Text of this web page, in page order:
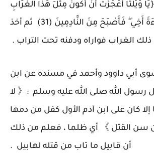
وَيْلَتَا أَعَجَزْتُ أَنْ أَكُونَ مِثْلَ هَٰذَا الْغُرَابِ
فَأُوَارِيَ سَوْءَةَ أَخِي ۖ فَأَصْبَحَ مِنَ النَّادِمِينَ (31) ثم أخذ
الغراب فواراه ودفنه تحت التراب .
أبي داوود وأحمد في مسنده عن ابن
الله صلى الله عليه وسلم :《 لا
كان على ابن آدم الأول كفل من دمها
سن القتل 》 أي ظلما ، فعلم من ذلك
أن قابيل ما تاب من قتله لهابيل .